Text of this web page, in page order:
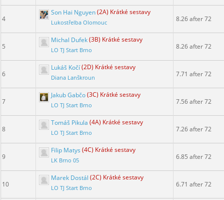
4
Son Hai Nguyen(2A) Krátké sestavy
Lukostřelba Olomouc 8.26 after 72
5
Michal Dufek(3B) Krátké sestavy
LO TJ Start Brno 8.26 after 72
6
Lukáš Kočí(2D) Krátké sestavy
Diana Lanškroun 7.71 after 72
7
Jakub Gabčo(3C) Krátké sestavy
LO TJ Start Brno 7.56 after 72
8
Tomáš Pikula (4A) Krátké sestavy
LO TJ Start Brno 7.26 after 72
9
Filip Matys (4C) Krátké sestavy
LK Brno 05 6.85 after 72
10
Marek Dostál (2C) Krátké sestavy
LO TJ Start Brno 6.71 after 72